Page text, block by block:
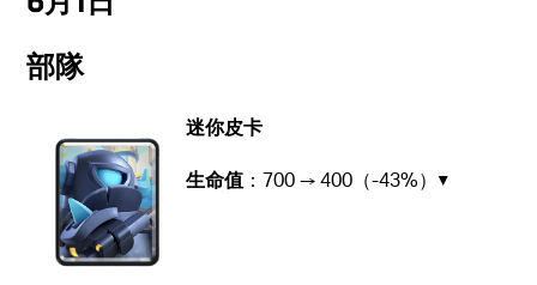
部隊
迷你皮卡
生命值 ：700 → 400（-43%）▼